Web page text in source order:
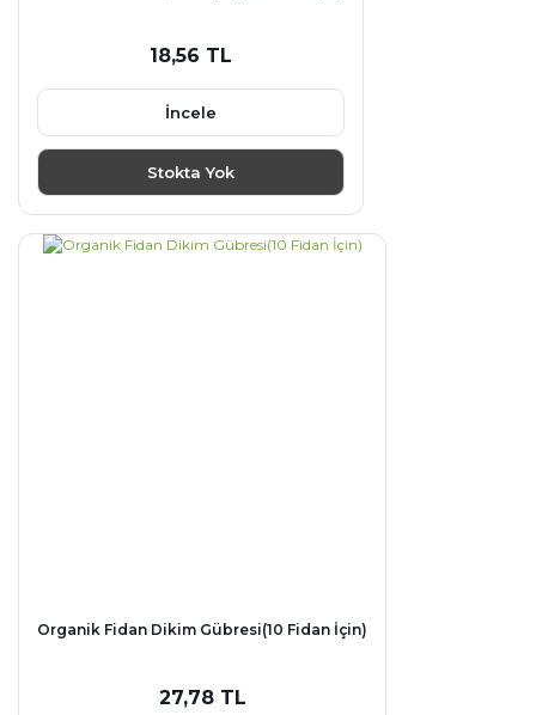
18,56 TL
İncele
Stokta Yok
Organik Fidan Dikim Gübresi(10 Fidan İçin)
27,78 TL